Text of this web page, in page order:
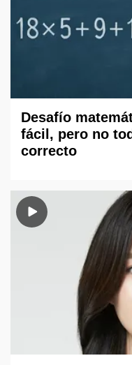
Desafío
fácil, pero no
correcto